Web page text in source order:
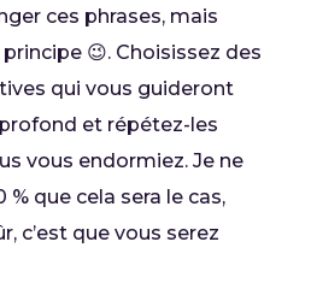
ces phrases, mais
😉. Choisissez des
qui vous guideront
et répétez-les
vous endormiez. Je ne
% que cela sera le cas,
c’est que vous serez